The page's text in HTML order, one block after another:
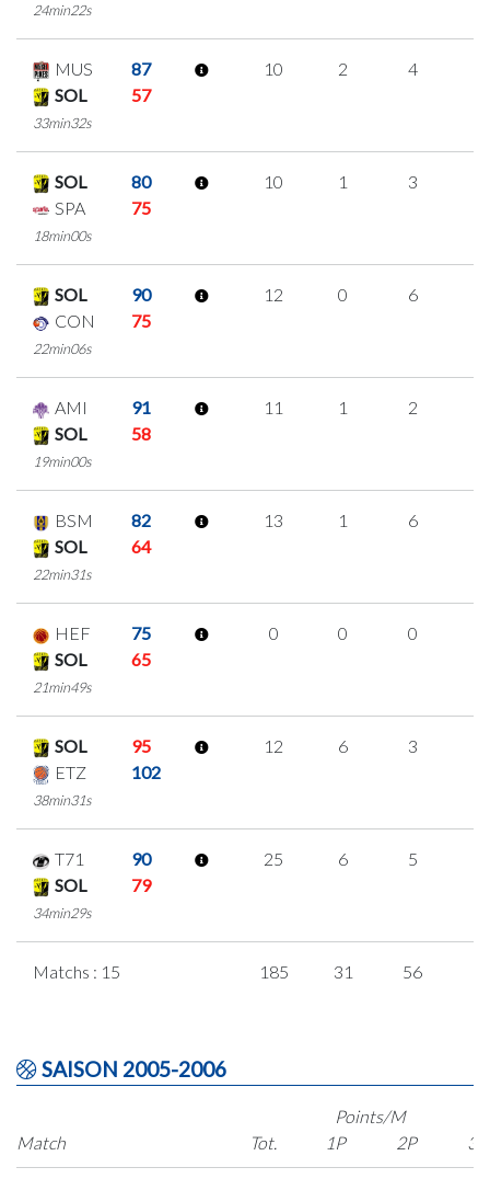
24min22s
MUS
87
SOL
57
33min32s
10 2 4
SOL
80
SPA
75
18min00s
10 1 3
SOL
90
CON
75
22min06s
12 0 6
AMI
91
SOL
58
19min00s
11 1 2
BSM
82
SOL
64
22min31s
13 1 6
HEF
75
SOL
65
21min49s
0 0 0
SOL
95
ETZ
102
38min31s
12 6 3
T71
90
SOL
79
34min29s
25 6 5
Matchs : 15 185 31 56
SAISON 2005-2006
Match
Points/M
Tot.
1P 2P 3P